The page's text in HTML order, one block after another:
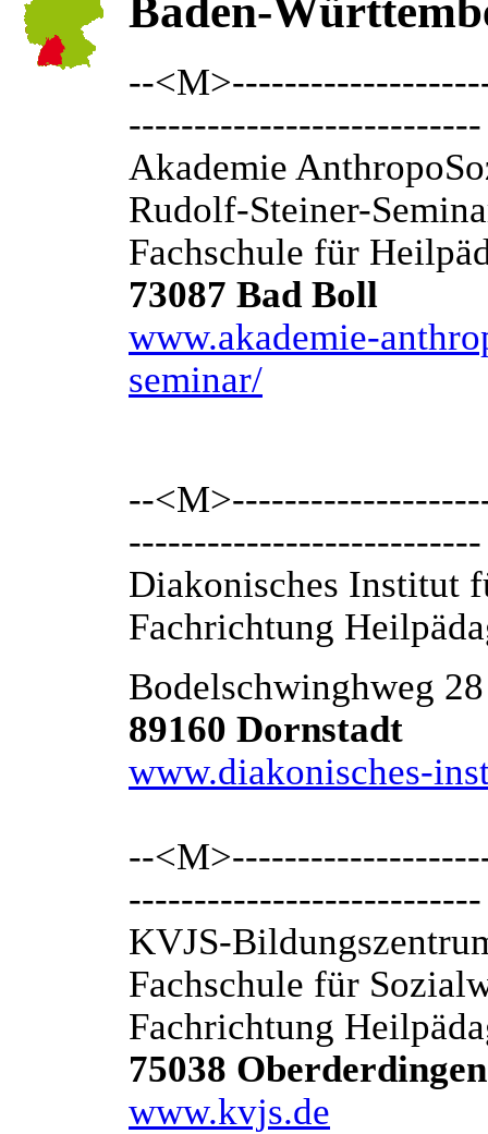
Baden-
--
---------------------------
Akademie
Rudolf-Steiner-
Fachschule für
73087 Bad Boll
www.akademie-
seminar/
--
---------------------------
Diakonisches Institut
Fachrichtung
Bodelschwinghweg 28
89160 Dornstadt
www.diakonisches-
--
---------------------------
KVJS-
Fachschule für
Fachrichtung
75038 Oberderdingen
www.kvjs.de